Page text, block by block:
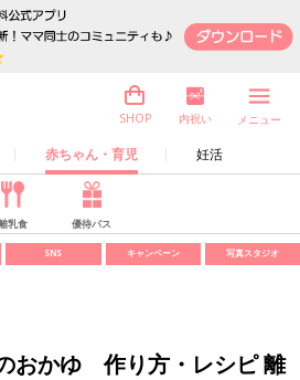
赤ちゃん・育児 妊活
SHOP 内祝い メニュー
乳食 優待パス
SNS キャンペーン 写真スタジオ
おかゆ 作り方・レシピ 離